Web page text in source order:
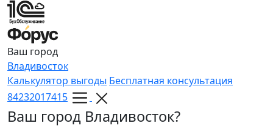
Ваш город
Владивосток
Калькулятор выгоды Бесплатная консультация
84232017415
Ваш город Владивосток?